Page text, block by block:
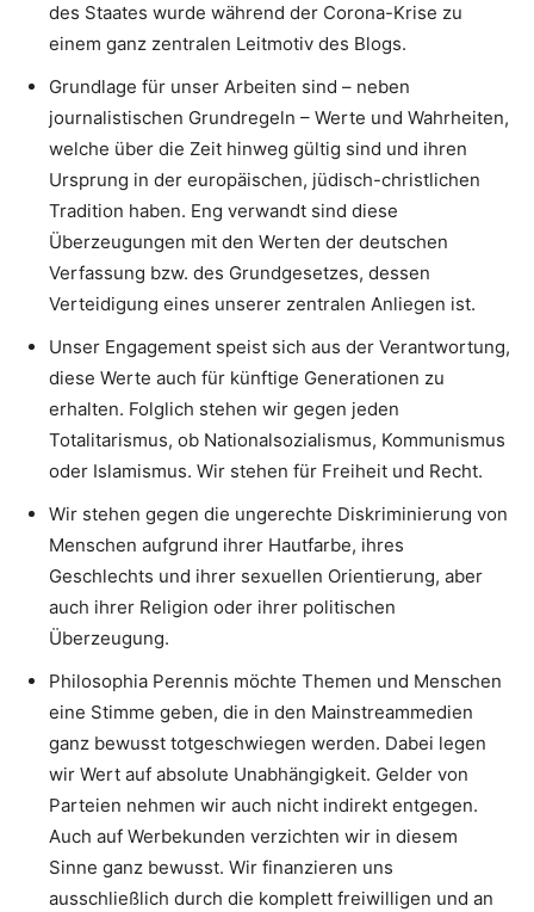
des Staates wurde während der Corona-Krise zu
einem ganz zentralen Leitmotiv des Blogs.
Grundlage für unser Arbeiten sind – neben
journalistischen Grundregeln – Werte und Wahrheiten,
welche über die Zeit hinweg gültig sind und ihren
Ursprung in der europäischen, jüdisch-christlichen
Tradition haben. Eng verwandt sind diese
Überzeugungen mit den Werten der deutschen
Verfassung bzw. des Grundgesetzes, dessen
Verteidigung eines unserer zentralen Anliegen ist.
Unser Engagement speist sich aus der Verantwortung,
diese Werte auch für künftige Generationen zu
erhalten. Folglich stehen wir gegen jeden
Totalitarismus, ob Nationalsozialismus, Kommunismus
oder Islamismus. Wir stehen für Freiheit und Recht.
Wir stehen gegen die ungerechte Diskriminierung von
Menschen aufgrund ihrer Hautfarbe, ihres
Geschlechts und ihrer sexuellen Orientierung, aber
auch ihrer Religion oder ihrer politischen
Überzeugung.
Philosophia Perennis möchte Themen und Menschen
eine Stimme geben, die in den Mainstreammedien
ganz bewusst totgeschwiegen werden. Dabei legen
wir Wert auf absolute Unabhängigkeit. Gelder von
Parteien nehmen wir auch nicht indirekt entgegen.
Auch auf Werbekunden verzichten wir in diesem
Sinne ganz bewusst. Wir finanzieren uns
ausschließlich durch die komplett freiwilligen und an